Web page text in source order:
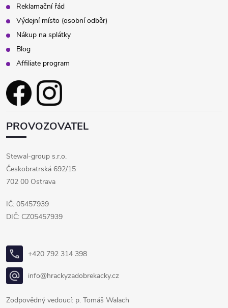
Reklamační řád
Výdejní místo (osobní odběr)
Nákup na splátky
Blog
Affiliate program
PROVOZOVATEL
Stewal-group s.r.o.
Českobratrská 692/15
702 00 Ostrava
IČ: 05457939
DIČ: CZ05457939
+420 792 314 398
info@hrackyzadobrekacky.cz
Zodpovědný vedoucí: p. Tomáš Walach